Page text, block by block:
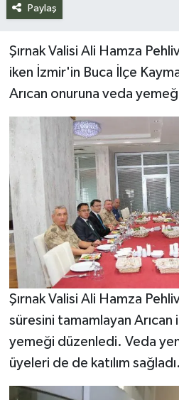
Paylaş
Şırnak Valisi Ali Hamza
iken İzmir'in Buca İlçe
Arıcan onuruna veda
Şırnak Valisi Ali Hamza
süresini tamamlayan Arıcan
yemeği düzenledi. Veda
üyeleri de de katılım sağladı.
Teknoloji
Yazarlar